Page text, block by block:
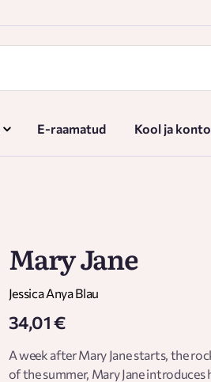
E-raamatud Kool ja
Mary Jane
Jessica Anya Blau
34,01 €
A week after Mary Jane starts, the
of the summer, Mary Jane